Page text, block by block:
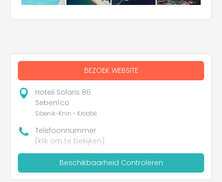
BEZOEK WEBSITE
Hoteli Solaris 86
Sebenìco
Sibenik-Knin - Kroatië
Telefoonnummer
(klik om te bekijken)
Beschikbaarheid Controleren